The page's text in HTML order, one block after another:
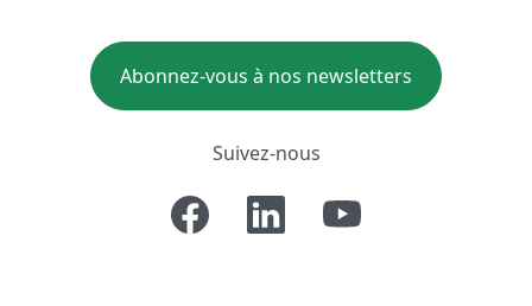
Abonnez-vous à nos newsletters
Suivez-nous